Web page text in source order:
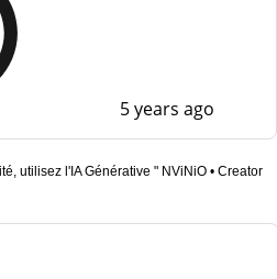
5 years ago
utilisez l'IA Générative " NViNiO • Creator